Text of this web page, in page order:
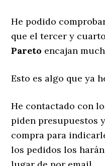
He podido
que el tercer y
Pareto encajan
Esto es algo que ya
He contactado con
piden presupuestos
compra para
los pedidos los